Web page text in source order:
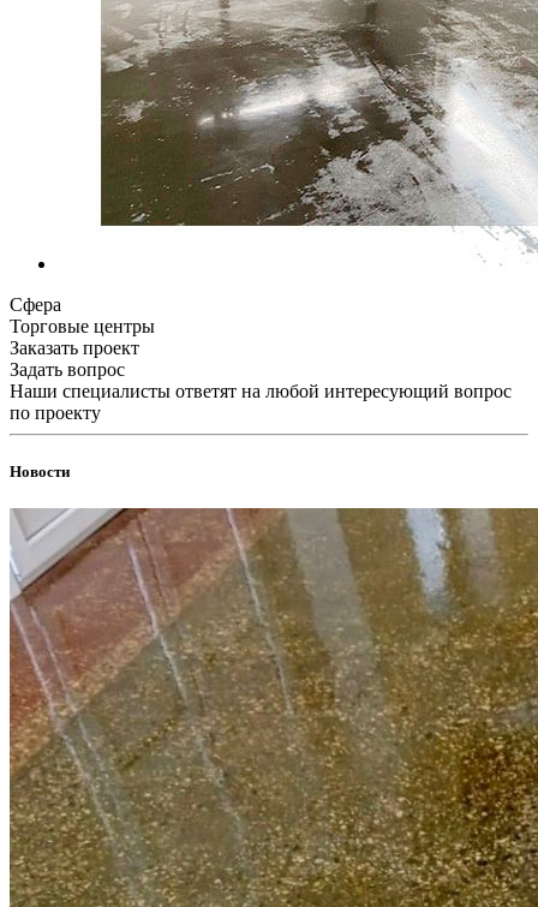
Сфера
Торговые центры
Заказать проект
Задать вопрос
Наши специалисты ответят на любой интересующий вопрос
по проекту
Новости